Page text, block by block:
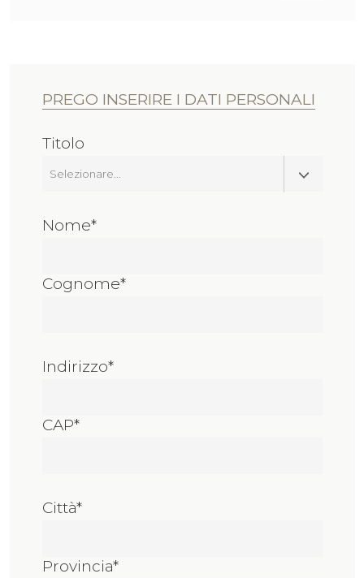
PREGO INSERIRE I DATI PERSONALI
Titolo
Nome*
Cognome*
Indirizzo*
CAP*
Città*
Provincia*